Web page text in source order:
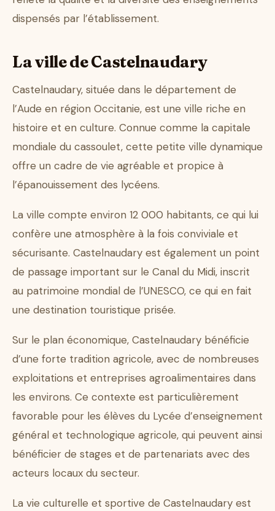
dispensés par l’établissement.
La ville de Castelnaudary
Castelnaudary, située dans le département de
l’Aude en région Occitanie, est une ville riche en
histoire et en culture. Connue comme la capitale
mondiale du cassoulet, cette petite ville dynamique
offre un cadre de vie agréable et propice à
l’épanouissement des lycéens.
La ville compte environ 12 000 habitants, ce qui lui
confère une atmosphère à la fois conviviale et
sécurisante. Castelnaudary est également un point
de passage important sur le Canal du Midi, inscrit
au patrimoine mondial de l’UNESCO, ce qui en fait
une destination touristique prisée.
Sur le plan économique, Castelnaudary bénéficie
d’une forte tradition agricole, avec de nombreuses
exploitations et entreprises agroalimentaires dans
les environs. Ce contexte est particulièrement
favorable pour les élèves du Lycée d’enseignement
général et technologique agricole, qui peuvent ainsi
bénéficier de stages et de partenariats avec des
acteurs locaux du secteur.
La vie culturelle et sportive de Castelnaudary est